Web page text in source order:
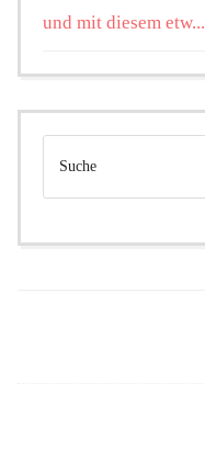
und mit diesem etw...